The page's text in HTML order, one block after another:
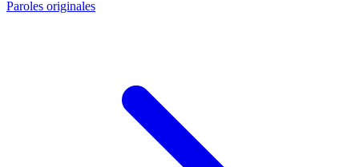
Paroles originales